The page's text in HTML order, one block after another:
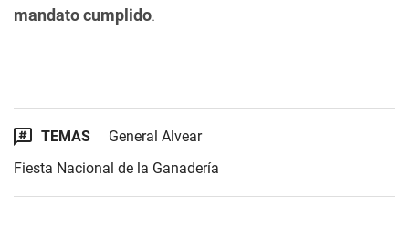
mandato cumplido.
TEMAS
General Alvear
Fiesta Nacional de la Ganadería